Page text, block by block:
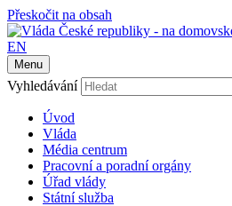
Přeskočit na obsah
EN
Menu
Vyhledávání
Úvod
Vláda
Média centrum
Pracovní a poradní orgány
Úřad vlády
Státní služba